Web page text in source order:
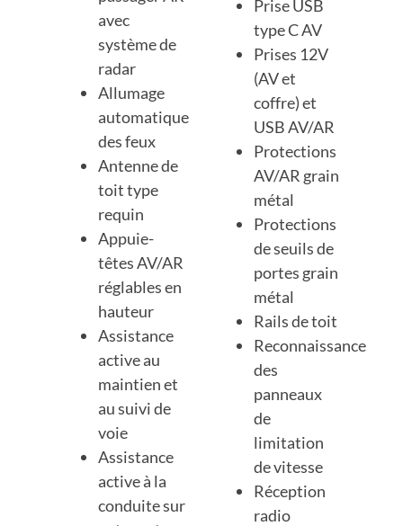
avec
système de
radar
Allumage
automatique
des feux
Antenne de
toit type
requin
Appuie-
têtes AV/AR
réglables en
hauteur
Assistance
active au
maintien et
au suivi de
voie
Assistance
active à la
conduite sur
Prise USB
type C AV
Prises 12V
(AV et
coffre) et
USB AV/AR
Protections
AV/AR grain
métal
Protections
de seuils de
portes grain
métal
Rails de toit
Reconnaissance
des
panneaux
de
limitation
de vitesse
Réception
radio